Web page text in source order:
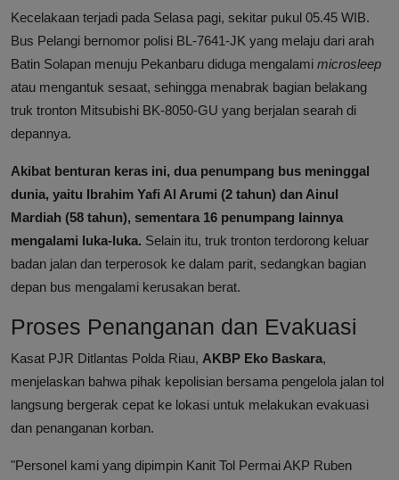
Kecelakaan terjadi pada Selasa pagi, sekitar pukul 05.45 WIB.
Bus Pelangi bernomor polisi BL-7641-JK yang melaju dari arah
Batin Solapan menuju Pekanbaru diduga mengalami microsleep
atau mengantuk sesaat, sehingga menabrak bagian belakang
truk tronton Mitsubishi BK-8050-GU yang berjalan searah di
depannya.
Akibat benturan keras ini, dua penumpang bus meninggal
dunia, yaitu Ibrahim Yafi Al Arumi (2 tahun) dan Ainul
Mardiah (58 tahun), sementara 16 penumpang lainnya
mengalami luka-luka. Selain itu, truk tronton terdorong keluar
badan jalan dan terperosok ke dalam parit, sedangkan bagian
depan bus mengalami kerusakan berat.
Proses Penanganan dan Evakuasi
Kasat PJR Ditlantas Polda Riau, AKBP Eko Baskara,
menjelaskan bahwa pihak kepolisian bersama pengelola jalan tol
langsung bergerak cepat ke lokasi untuk melakukan evakuasi
dan penanganan korban.
"Personel kami yang dipimpin Kanit Tol Permai AKP Ruben